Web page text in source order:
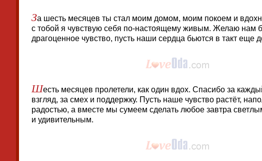
За шесть месяцев ты стал моим домом, моим покоем и
с тобой я чувствую себя по-настоящему живым. Желаю нам
драгоценное чувство, пусть наши сердца бьются в такт еще
Шесть месяцев пролетели, как один вдох. Спасибо за
взгляд, за смех и поддержку. Пусть наше чувство растёт,
радостью, а вместе мы сумеем сделать любое завтра
и удивительным.